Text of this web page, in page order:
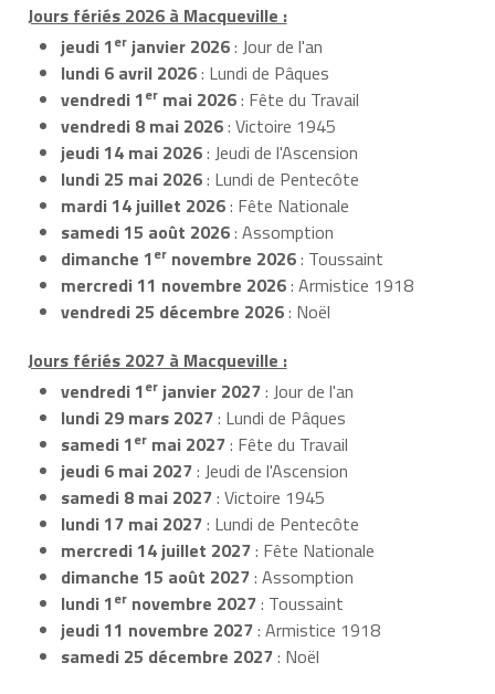
Jours fériés 2026 à Macqueville :
jeudi 1er janvier 2026: Jour de l'an
lundi 6 avril 2026: Lundi de Pâques
vendredi 1er mai 2026: Fête du Travail
vendredi 8 mai 2026: Victoire 1945
jeudi 14 mai 2026: Jeudi de l'Ascension
lundi 25 mai 2026: Lundi de Pentecôte
mardi 14 juillet 2026: Fête Nationale
samedi 15 août 2026: Assomption
dimanche 1er novembre 2026: Toussaint
mercredi 11 novembre 2026: Armistice 1918
vendredi 25 décembre 2026: Noël
Jours fériés 2027 à Macqueville :
vendredi 1er janvier 2027: Jour de l'an
lundi 29 mars 2027: Lundi de Pâques
samedi 1er mai 2027: Fête du Travail
jeudi 6 mai 2027: Jeudi de l'Ascension
samedi 8 mai 2027: Victoire 1945
lundi 17 mai 2027: Lundi de Pentecôte
mercredi 14 juillet 2027: Fête Nationale
dimanche 15 août 2027: Assomption
lundi 1er novembre 2027: Toussaint
jeudi 11 novembre 2027: Armistice 1918
samedi 25 décembre 2027: Noël